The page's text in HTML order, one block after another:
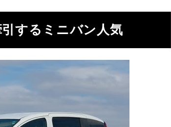
するミニバン人気